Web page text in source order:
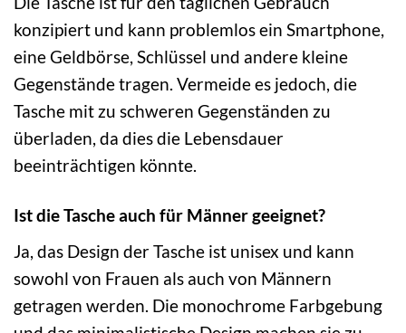
konzipiert und kann problemlos ein Smartphone,
eine Geldbörse, Schlüssel und andere kleine
Gegenstände tragen. Vermeide es jedoch, die
Tasche mit zu schweren Gegenständen zu
überladen, da dies die Lebensdauer
beeinträchtigen könnte.
Ist die Tasche auch für Männer geeignet?
Ja, das Design der Tasche ist unisex und kann
sowohl von Frauen als auch von Männern
getragen werden. Die monochrome Farbgebung